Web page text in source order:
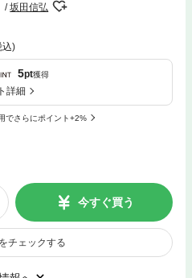
坂田信弘
込)
5pt獲得
詳細
でさらにポイント+2%
今すぐ買う
チェックする